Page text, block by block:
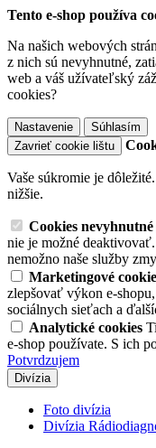
Tento e-shop používa
Na našich webových
z nich sú nevyhnutné,
web a váš užívateľský
cookies?
Nastavenie
Súhlasím
Zavrieť cookie lištu
Vaše súkromie je
nižšie.
Cookies
nie je možné
nemožno naše služby
Marketingové
zlepšovať výkon e-
sociálnych sieťach a
Analytické cookies
e-shop používate. S ich
Potvrdzujem
Divízia
Foto divízia
Divízia